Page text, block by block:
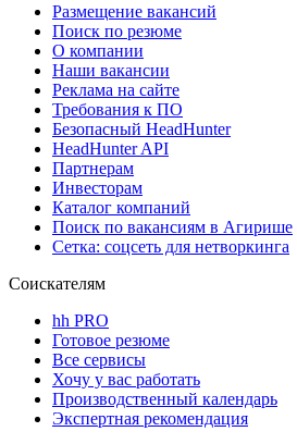
Размещение вакансий
Поиск по резюме
О компании
Наши вакансии
Реклама на сайте
Требования к ПО
Безопасный HeadHunter
HeadHunter API
Партнерам
Инвесторам
Каталог компаний
Поиск по вакансиям в Агирише
Сетка: соцсеть для нетворкинга
Соискателям
hh PRO
Готовое резюме
Все сервисы
Хочу у вас работать
Производственный календарь
Экспертная рекомендация